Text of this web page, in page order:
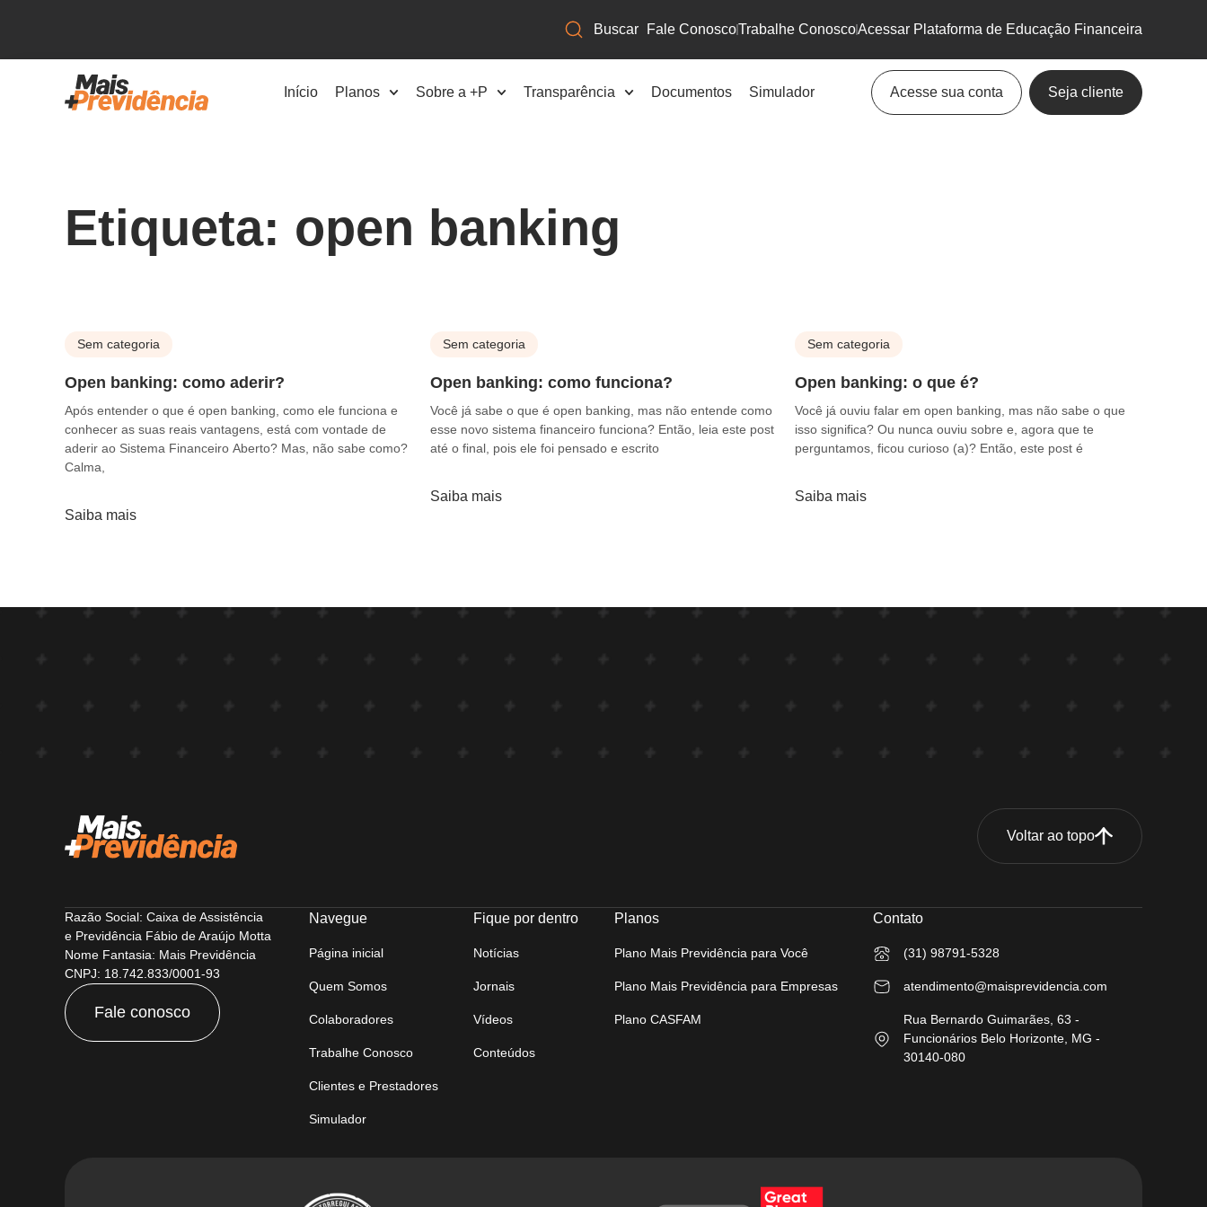
Fale ConoscoTrabalhe ConoscoAcessar Plataforma de Educação Financeira
Início Planos Sobre a +P Transparência Documentos Simulador Acesse sua conta Seja cliente
Etiqueta: open banking
Sem categoria
Open banking: como aderir?
Após entender o que é open banking, como ele funciona e
conhecer as suas reais vantagens, está com vontade de
aderir ao Sistema Financeiro Aberto? Mas, não sabe como?
Calma,
Saiba mais
Sem categoria
Open banking: como funciona?
Você já sabe o que é open banking, mas não entende como
esse novo sistema financeiro funciona? Então, leia este post
até o final, pois ele foi pensado e escrito
Saiba mais
Sem categoria
Open banking: o que é?
Você já ouviu falar em open banking, mas não sabe o que
isso significa? Ou nunca ouviu sobre e, agora que te
perguntamos, ficou curioso (a)? Então, este post é
Saiba mais
Voltar ao topo
Razão Social: Caixa de Assistência
e Previdência Fábio de Araújo Motta
Nome Fantasia: Mais Previdência
CNPJ: 18.742.833/0001-93
Fale conosco
Navegue
Página inicial
Quem Somos
Colaboradores
Trabalhe Conosco
Clientes e Prestadores
Simulador
Fique por dentro
Notícias
Jornais
Vídeos
Conteúdos
Planos
Plano Mais Previdência para Você
Plano Mais Previdência para Empresas
Plano CASFAM
Contato
(31) 98791-5328
atendimento@maisprevidencia.com
Rua Bernardo Guimarães, 63 -
Funcionários Belo Horizonte, MG -
30140-080